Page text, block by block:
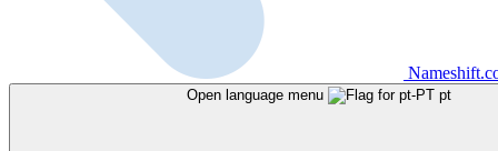
Open language menu pt